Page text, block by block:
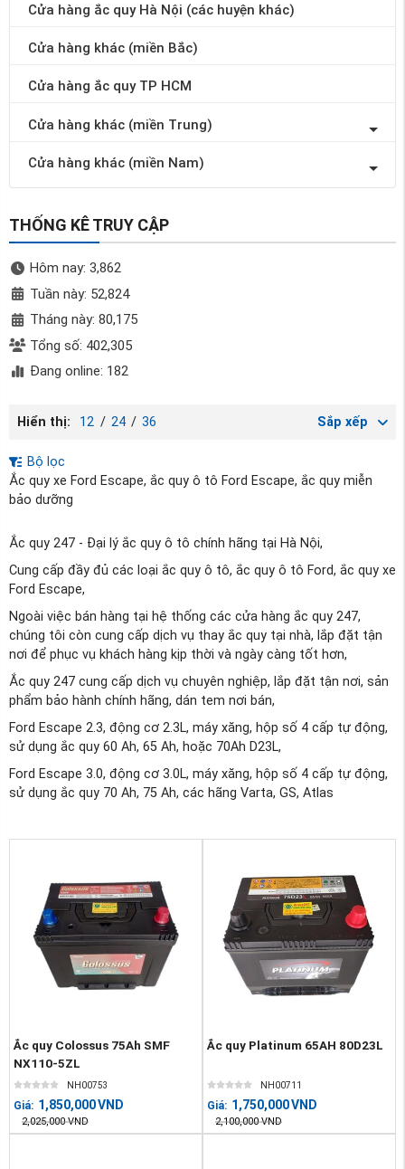
Cửa hàng ắc quy Hà Nội (các huyện khác)
Cửa hàng khác (miền Bắc)
Cửa hàng ắc quy TP HCM
Cửa hàng khác (miền Trung)
Cửa hàng khác (miền Nam)
THỐNG KÊ TRUY CẬP
Hôm nay: 3,862
Tuần này: 52,824
Tháng này: 80,175
Tổng số: 402,305
Đang online: 182
Hiển thị: 12 / 24 / 36 Sắp xếp
Bộ lọc
Ắc quy xe Ford Escape, ắc quy ô tô Ford Escape, ắc quy miễn
bảo dưỡng
Ắc quy 247 - Đại lý ắc quy ô tô chính hãng tại Hà Nội,
Cung cấp đầy đủ các loại ắc quy ô tô, ắc quy ô tô Ford, ắc quy xe
Ford Escape,
Ngoài việc bán hàng tại hệ thống các cửa hàng ắc quy 247,
chúng tôi còn cung cấp dịch vụ thay ắc quy tại nhà, lắp đặt tận
nơi để phục vụ khách hàng kịp thời và ngày càng tốt hơn,
Ắc quy 247 cung cấp dịch vụ chuyên nghiệp, lắp đặt tận nơi, sản
phẩm bảo hành chính hãng, dán tem nơi bán,
Ford Escape 2.3, động cơ 2.3L, máy xăng, hộp số 4 cấp tự động,
sử dụng ắc quy 60 Ah, 65 Ah, hoặc 70Ah D23L,
Ford Escape 3.0, động cơ 3.0L, máy xăng, hộp số 4 cấp tự động,
sử dụng ắc quy 70 Ah, 75 Ah, các hãng Varta, GS, Atlas
Ắc quy Colossus 75Ah SMF
NX110-5ZL
NH00753
Giá: 1,850,000VND
2,025,000 VND
Ắc quy Platinum 65AH 80D23L
NH00711
Giá: 1,750,000VND
2,100,000 VND